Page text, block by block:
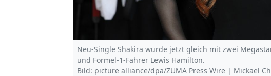
Neu-Single Shakira wurde jetzt gleich mit zwei
und Formel-1-Fahrer Lewis Hamilton.
Bild: picture alliance/dpa/ZUMA Press Wire | Mickael